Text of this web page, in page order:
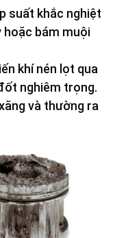
suất khắc nghiệt
hoặc bám muội
khí nén lọt qua
nghiêm trọng.
và thường ra